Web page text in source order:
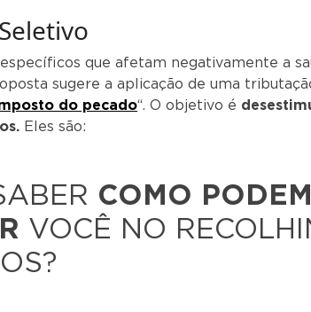
que afetam negativamente a
sugere a aplicação de uma
do pecado“. O objetivo é
Eles são:
COMO
VOCÊ NO